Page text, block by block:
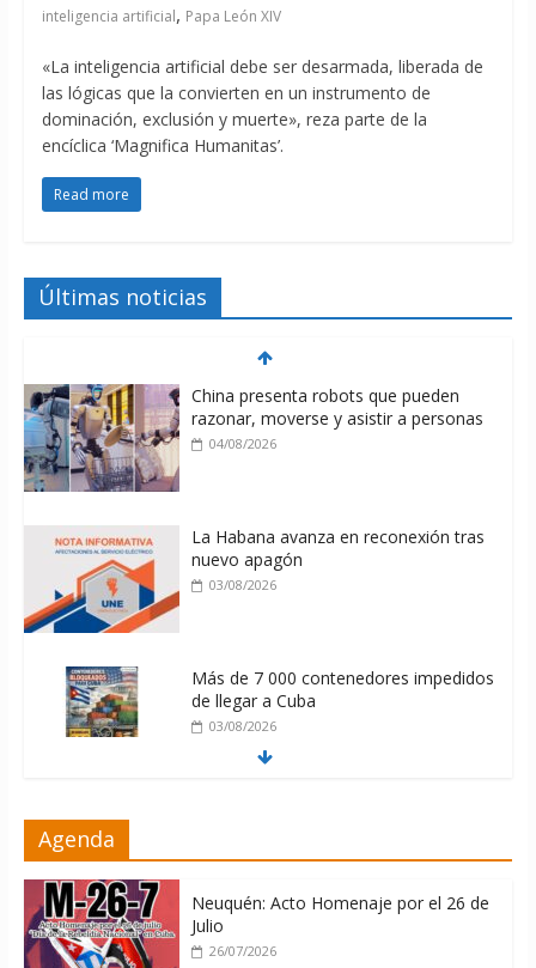
inteligencia artificial, Papa León XIV
«La inteligencia artificial debe ser desarmada, liberada de
las lógicas que la convierten en un instrumento de
dominación, exclusión y muerte», reza parte de la
encíclica ‘Magnifica Humanitas’.
Read more
Últimas noticias
China presenta robots que pueden
razonar, moverse y asistir a personas
04/08/2026
La Habana avanza en reconexión tras
nuevo apagón
03/08/2026
Más de 7 000 contenedores impedidos
de llegar a Cuba
03/08/2026
04/08/2026
Agenda
Neuquén: Acto Homenaje por el 26 de
Julio
26/07/2026